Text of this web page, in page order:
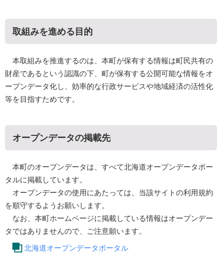
取組みを進める目的
本取組みを推進するのは、本町が保有する情報は町民共有の
財産であるという認識の下、町が保有する公開可能な情報をオ
ープンデータ化し、効率的な行政サービスや地域経済の活性化
等を目指すためです。
オープンデータの掲載先
本町のオープンデータは、すべて北海道オープンデータポー
タルに掲載しています。
オープンデータの使用にあたっては、当該サイトの利用規約
を順守するようお願いします。
なお、本町ホームページに掲載している情報はオープンデー
タではありませんので、ご注意願います。
北海道オープンデータポータル